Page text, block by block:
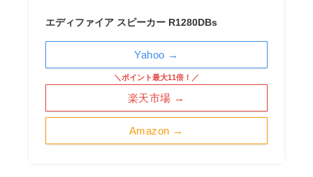
エディファイア スピーカー R1280DBs
Amazon →
＼ポイント最大11倍！／
楽天市場 →
Yahoo →